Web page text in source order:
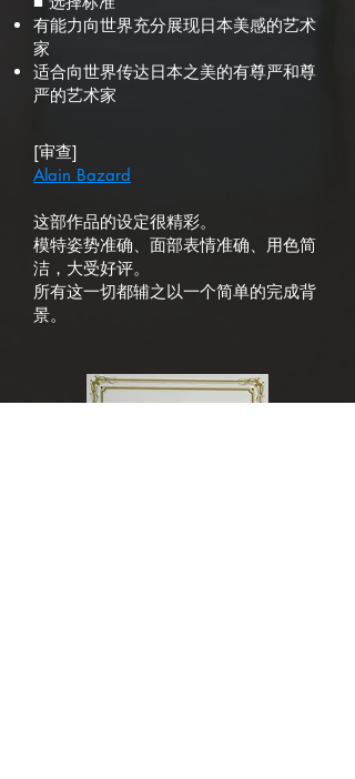
有能力向世界充分展现日本美感的艺术
家
适合向世界传达日本之美的有尊严和尊
严的艺术家
[审查]
Alain Bazard
这部作品的设定很精彩。
模特姿势准确、面部表情准确、用色简
洁，大受好评。
所有这一切都辅之以一个简单的完成背
景。